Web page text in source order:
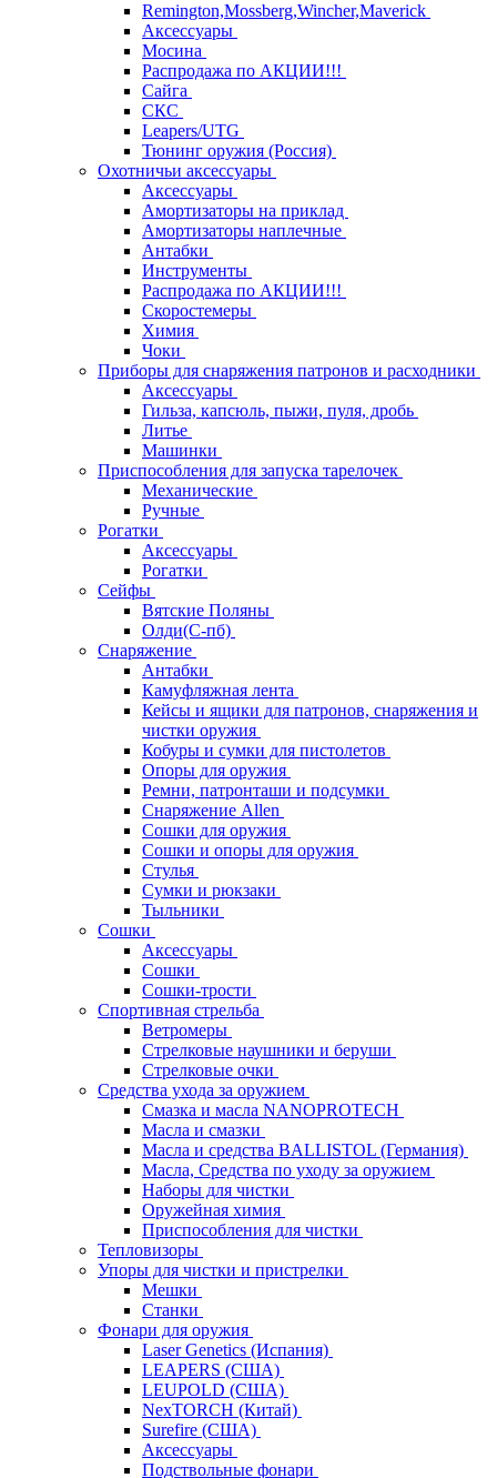
Remington,Mossberg,Wincher,Maverick
Аксессуары
Мосина
Распродажа по АКЦИИ!!!
Сайга
СКС
Leapers/UTG
Тюнинг оружия (Россия)
Охотничьи аксессуары
Аксессуары
Амортизаторы на приклад
Амортизаторы наплечные
Антабки
Инструменты
Распродажа по АКЦИИ!!!
Скоростемеры
Химия
Чоки
Приборы для снаряжения патронов и расходники
Аксессуары
Гильза, капсюль, пыжи, пуля, дробь
Литье
Машинки
Приспособления для запуска тарелочек
Механические
Ручные
Рогатки
Аксессуары
Рогатки
Сейфы
Вятские Поляны
Олди(С-пб)
Снаряжение
Антабки
Камуфляжная лента
Кейсы и ящики для патронов, снаряжения и
чистки оружия
Кобуры и сумки для пистолетов
Опоры для оружия
Ремни, патронташи и подсумки
Снаряжение Allen
Сошки для оружия
Сошки и опоры для оружия
Стулья
Сумки и рюкзаки
Тыльники
Сошки
Аксессуары
Сошки
Сошки-трости
Спортивная стрельба
Ветромеры
Стрелковые наушники и беруши
Стрелковые очки
Средства ухода за оружием
Смазка и масла NANOPROTECH
Масла и смазки
Масла и средства BALLISTOL (Германия)
Масла, Средства по уходу за оружием
Наборы для чистки
Оружейная химия
Приспособления для чистки
Тепловизоры
Упоры для чистки и пристрелки
Мешки
Станки
Фонари для оружия
Laser Genetics (Испания)
LEAPERS (США)
LEUPOLD (США)
NexTORCH (Китай)
Surefire (США)
Аксессуары
Подствольные фонари